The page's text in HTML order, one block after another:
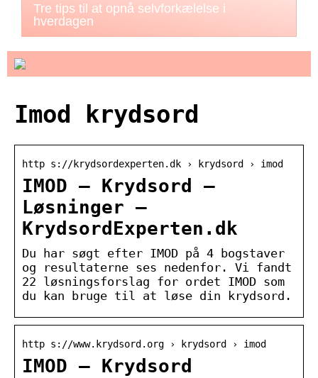
Tre tips til at opnå selvforkælelse i
hverdagen
Imod krydsord
http s://krydsordexperten.dk › krydsord › imod
IMOD – Krydsord –
Løsninger –
KrydsordExperten.dk
Du har søgt efter IMOD på 4 bogstaver
og resultaterne ses nedenfor. Vi fandt
22 løsningsforslag for ordet IMOD som
du kan bruge til at løse din krydsord.
http s://www.krydsord.org › krydsord › imod
IMOD – Krydsord